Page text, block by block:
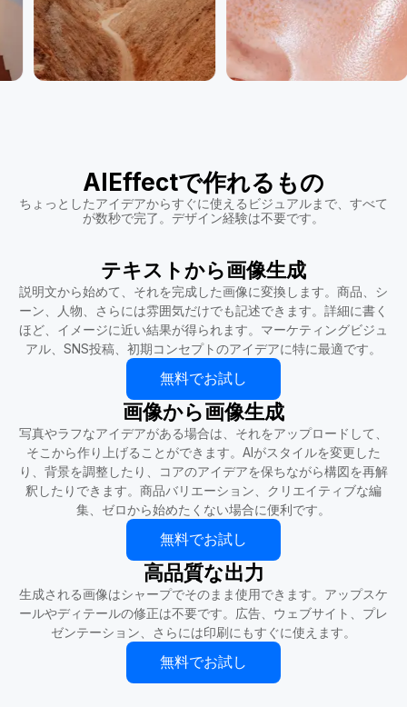
AIEffectで作れるもの
ちょっとしたアイデアからすぐに使えるビジュアルまで、すべて
が数秒で完了。デザイン経験は不要です。
テキストから画像生成
説明文から始めて、それを完成した画像に変換します。商品、シ
ーン、人物、さらには雰囲気だけでも記述できます。詳細に書く
ほど、イメージに近い結果が得られます。マーケティングビジュ
アル、SNS投稿、初期コンセプトのアイデアに特に最適です。
無料でお試し
画像から画像生成
写真やラフなアイデアがある場合は、それをアップロードして、
そこから作り上げることができます。AIがスタイルを変更した
り、背景を調整したり、コアのアイデアを保ちながら構図を再解
釈したりできます。商品バリエーション、クリエイティブな編
集、ゼロから始めたくない場合に便利です。
無料でお試し
高品質な出力
生成される画像はシャープでそのまま使用できます。アップスケ
ールやディテールの修正は不要です。広告、ウェブサイト、プレ
ゼンテーション、さらには印刷にもすぐに使えます。
無料でお試し